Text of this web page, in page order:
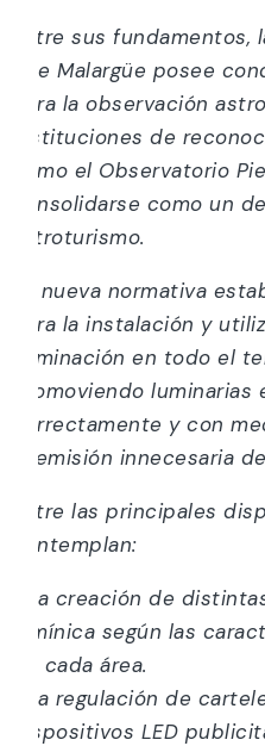
Entre sus
que Malargüe posee
para la observación
instituciones de
como el Observatorio
consolidarse como un
astroturismo.
La nueva normativa
para la instalación y
iluminación en todo el
promoviendo
correctamente y con
la emisión innecesaria
Entre las principales
contemplan:
• La creación de
lumínica según las
de cada área.
• La regulación de
dispositivos LED